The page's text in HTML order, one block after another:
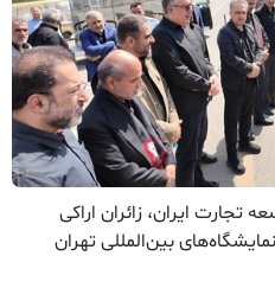
تجارت ایران، زائران اراکی
بین‌المللی تهران